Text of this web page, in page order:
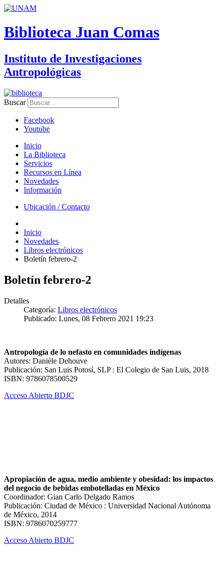
Biblioteca Juan Comas
Instituto de Investigaciones
Antropológicas
Buscar
Facebook
Youtube
Inicio
La Biblioteca
Servicios
Recursos en Línea
Novedades
Información
Ubicación / Contacto
Inicio
Novedades
Libros electrónicos
Boletín febrero-2
Boletín febrero-2
Detalles
Categoría: Libros electrónicos
Publicado: Lunes, 08 Febrero 2021 19:23
Antropología de lo nefasto en comunidades indígenas
Autores: Danièle Dehouve
Publicación: San Luis Potosí, SLP : El Colegio de San Luis, 2018
ISBN: 9786078500529
Acceso Abierto BDJC
Apropiación de agua, medio ambiente y obesidad: los impactos
del negocio de bebidas embotelladas en México
Coordinador: Gian Carlo Delgado Ramos
Publicación: Ciudad de México : Universidad Nacional Autónoma
de México, 2014
ISBN: 9786070259777
Acceso Abierto BDJC